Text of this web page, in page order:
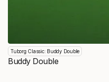
Tuborg Classic: Buddy Double
Buddy Double